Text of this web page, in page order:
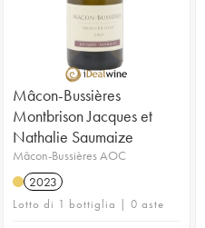
Mâcon-Bussières
Montbrison Jacques et
Nathalie Saumaize
Mâcon-Bussières AOC
2023
Lotto di 1 bottiglia | 0 aste